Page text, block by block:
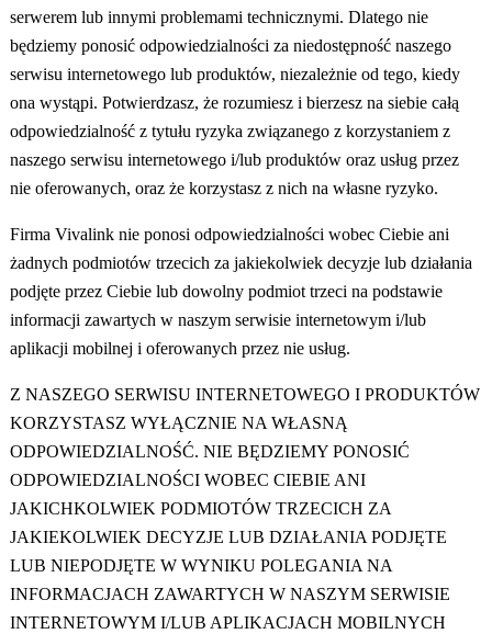
serwerem lub innymi problemami technicznymi. Dlatego nie
będziemy ponosić odpowiedzialności za niedostępność naszego
serwisu internetowego lub produktów, niezależnie od tego, kiedy
ona wystąpi. Potwierdzasz, że rozumiesz i bierzesz na siebie całą
odpowiedzialność z tytułu ryzyka związanego z korzystaniem z
naszego serwisu internetowego i/lub produktów oraz usług przez
nie oferowanych, oraz że korzystasz z nich na własne ryzyko.
Firma Vivalink nie ponosi odpowiedzialności wobec Ciebie ani
żadnych podmiotów trzecich za jakiekolwiek decyzje lub działania
podjęte przez Ciebie lub dowolny podmiot trzeci na podstawie
informacji zawartych w naszym serwisie internetowym i/lub
aplikacji mobilnej i oferowanych przez nie usług.
Z NASZEGO SERWISU INTERNETOWEGO I PRODUKTÓW
KORZYSTASZ WYŁĄCZNIE NA WŁASNĄ
ODPOWIEDZIALNOŚĆ. NIE BĘDZIEMY PONOSIĆ
ODPOWIEDZIALNOŚCI WOBEC CIEBIE ANI
JAKICHKOLWIEK PODMIOTÓW TRZECICH ZA
JAKIEKOLWIEK DECYZJE LUB DZIAŁANIA PODJĘTE
LUB NIEPODJĘTE W WYNIKU POLEGANIA NA
INFORMACJACH ZAWARTYCH W NASZYM SERWISIE
INTERNETOWYM I/LUB APLIKACJACH MOBILNYCH